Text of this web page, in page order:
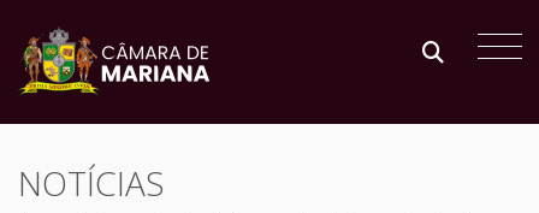
NOTÍCIAS